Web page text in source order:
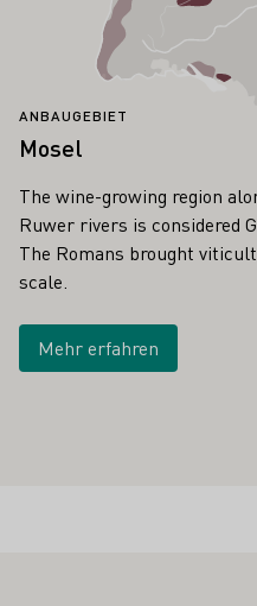
ANBAUGEBIET
Mosel
The wine-growing region
Ruwer rivers is considered
The Romans brought
scale.
Mehr erfahren